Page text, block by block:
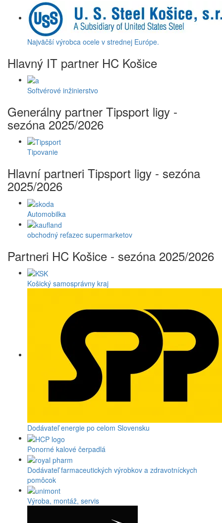
Najväčší výrobca ocele v strednej Európe.
Hlavný IT partner HC Košice
Softvérové inžinierstvo
Generálny partner Tipsport ligy -
sezóna 2025/2026
Tipovanie
Hlavní partneri Tipsport ligy - sezóna
2025/2026
Automobilka
obchodný reťazec supermarketov
Partneri HC Košice - sezóna 2025/2026
Košický samosprávny kraj
Dodávateľ energie po celom Slovensku
Ponorné kalové čerpadlá
Dodávateľ farmaceutických výrobkov a zdravotníckych
pomôcok
Výroba, montáž, servis